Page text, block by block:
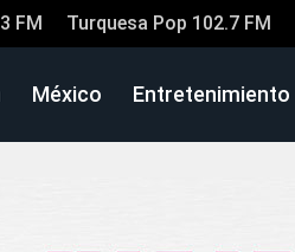
FM Turquesa Pop 102.7 FM
México Entretenimiento